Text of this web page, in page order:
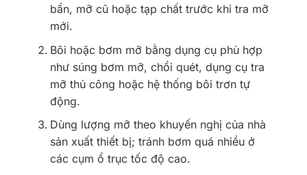
bẩn, mỡ cũ hoặc tạp chất trước khi tra mỡ
mới.
Bôi hoặc bơm mỡ bằng dụng cụ phù hợp
như súng bơm mỡ, chổi quét, dụng cụ tra
mỡ thủ công hoặc hệ thống bôi trơn tự
động.
Dùng lượng mỡ theo khuyến nghị của nhà
sản xuất thiết bị; tránh bơm quá nhiều ở
các cụm ổ trục tốc độ cao.